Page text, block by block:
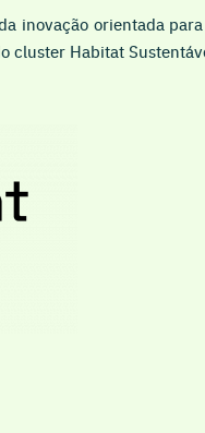
inovação orientada
cluster Habitat